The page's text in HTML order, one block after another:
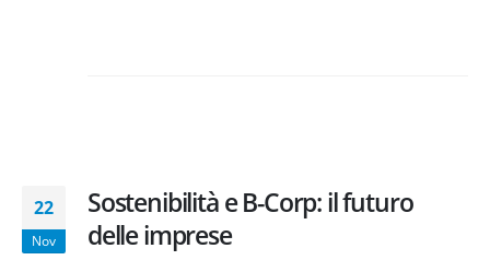
22
Nov
Sostenibilità e B-Corp: il futuro
delle imprese